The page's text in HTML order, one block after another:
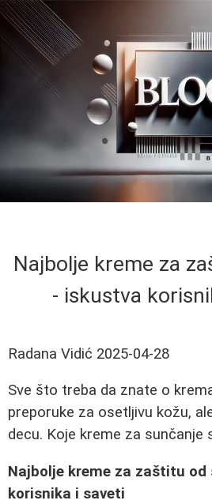
Najbolje kreme za
- iskustva
Radana Vidić 2025-04-28
Sve što treba da znate o
preporuke za osetljivu kožu,
decu. Koje kreme za sunčanje
Najbolje kreme za zaštitu od
korisnika i saveti